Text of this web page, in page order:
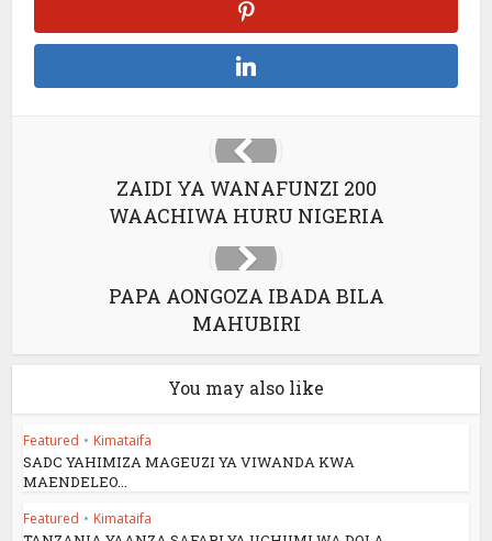
ZAIDI YA WANAFUNZI 200
WAACHIWA HURU NIGERIA
PAPA AONGOZA IBADA BILA
MAHUBIRI
You may also like
Featured • Kimataifa
SADC YAHIMIZA MAGEUZI YA VIWANDA KWA
MAENDELEO...
Featured • Kimataifa